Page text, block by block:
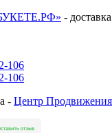
-
106
106
- Центр Продвижения